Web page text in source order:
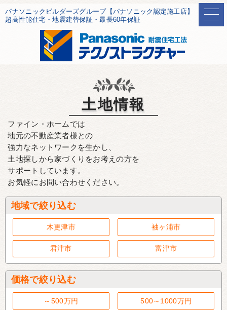
パナソニックビルダーズグループ【パナソニック認定施工店】
超高性能住宅・地震建替保証・最長60年保証
土地情報
ファイン・ホームでは
地元の不動産業者様との
強力なネットワークを生かし、
土地探しから家づくりをお考えの方を
サポートしています。
お気軽にお問い合わせください。
地域で絞り込む
木更津市 袖ヶ浦市
君津市 富津市
価格で絞り込む
～500万円 500～1000万円